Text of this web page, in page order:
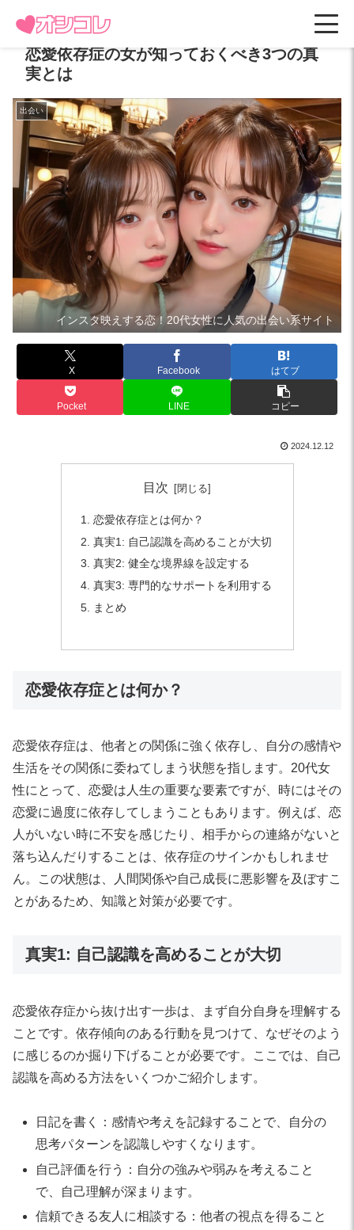
恋愛依存症の女が知っておくべき3つの真
実とは
出会い
インスタ映えする恋！20代女性に人気の出会い系サイト
X Facebook はてブ
Pocket LINE コピー
2024.12.12
目次
恋愛依存症とは何か？
真実1: 自己認識を高めることが大切
真実2: 健全な境界線を設定する
真実3: 専門的なサポートを利用する
まとめ
恋愛依存症とは何か？
恋愛依存症は、他者との関係に強く依存し、自分の感情や
生活をその関係に委ねてしまう状態を指します。20代女
性にとって、恋愛は人生の重要な要素ですが、時にはその
恋愛に過度に依存してしまうこともあります。例えば、恋
人がいない時に不安を感じたり、相手からの連絡がないと
落ち込んだりすることは、依存症のサインかもしれませ
ん。この状態は、人間関係や自己成長に悪影響を及ぼすこ
とがあるため、知識と対策が必要です。
真実1: 自己認識を高めることが大切
恋愛依存症から抜け出す一歩は、まず自分自身を理解する
ことです。依存傾向のある行動を見つけて、なぜそのよう
に感じるのか掘り下げることが必要です。ここでは、自己
認識を高める方法をいくつかご紹介します。
日記を書く：感情や考えを記録することで、自分の
思考パターンを認識しやすくなります。
自己評価を行う：自分の強みや弱みを考えること
で、自己理解が深まります。
信頼できる友人に相談する：他者の視点を得ること